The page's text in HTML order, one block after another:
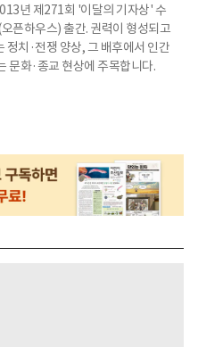
년 제271회 '이달의 기자상' 수
픈하우스) 출간. 권력이 형성되고
정치·전쟁 양상, 그 배후에서 인간
문화·종교 현상에 주목합니다.